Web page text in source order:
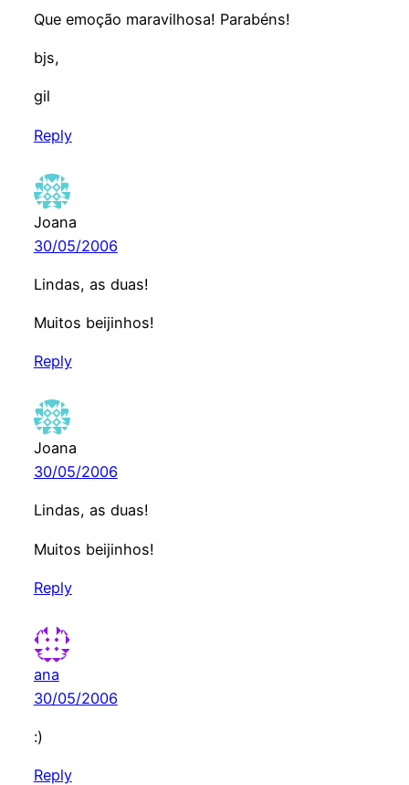
Que emoção maravilhosa! Parabéns!
bjs,
gil
Reply
Joana
30/05/2006
Lindas, as duas!
Muitos beijinhos!
Reply
Joana
30/05/2006
Lindas, as duas!
Muitos beijinhos!
Reply
ana
30/05/2006
:)
Reply